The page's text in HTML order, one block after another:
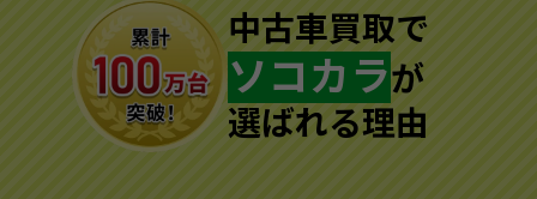
中古車買取で
ソコカラが
選ばれる理由